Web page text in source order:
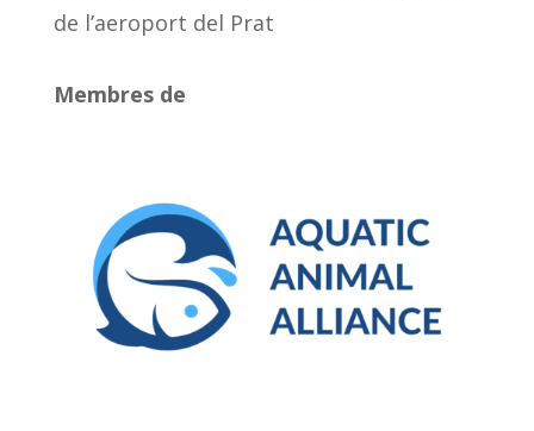
de l’aeroport del Prat
Membres de